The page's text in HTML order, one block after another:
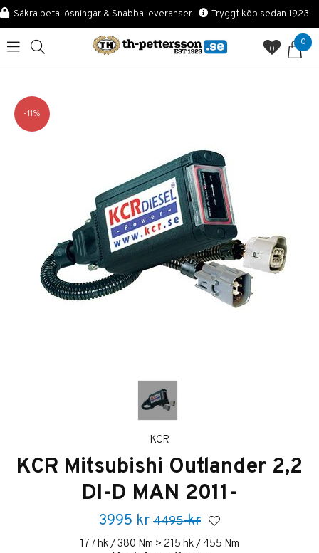
Säkra betallösningar & Snabba leveranser Tryggt köp sedan 1923
0
0
11
KCR
KCR Mitsubishi Outlander 2,2
DI-D MAN 2011-
4495kr
3995 kr
177 hk / 380 Nm > 215 hk / 455 Nm